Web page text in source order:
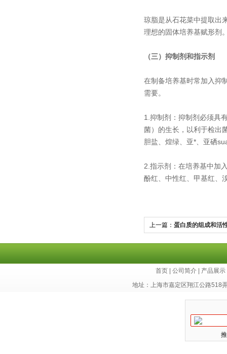
琼脂是从石花菜中提取出
理想的固体培养基赋形剂
（三）抑制剂和指示剂
在制备培养基时常加入抑
需要。
1.抑制剂：抑制剂必须具
菌）的生长，以利于检出
胆盐、煌绿、亚*、亚硒
2.指示剂：在培养基中加
酚红、中性红、甲基红、
上一篇： 蛋白质的组成和活
首页 公司简介 产品展示
地址：上海市嘉定区翔江公路518